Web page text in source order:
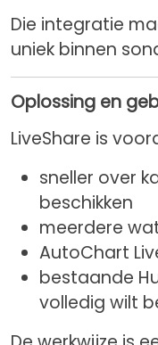
Die integratie
uniek binnen
Oplossing en
LiveShare is
sneller over
beschikken
meerdere
AutoChart
bestaande
volledig wilt